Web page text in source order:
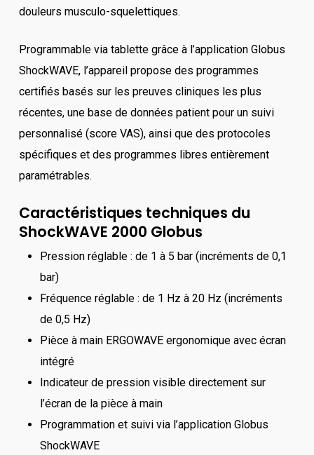
douleurs musculo-squelettiques.
Programmable via tablette grâce à l’application Globus
ShockWAVE, l’appareil propose des programmes
certifiés basés sur les preuves cliniques les plus
récentes, une base de données patient pour un suivi
personnalisé (score VAS), ainsi que des protocoles
spécifiques et des programmes libres entièrement
paramétrables.
Caractéristiques techniques du
ShockWAVE 2000 Globus
Pression réglable : de 1 à 5 bar (incréments de 0,1
bar)
Fréquence réglable : de 1 Hz à 20 Hz (incréments
de 0,5 Hz)
Pièce à main ERGOWAVE ergonomique avec écran
intégré
Indicateur de pression visible directement sur
l’écran de la pièce à main
Programmation et suivi via l’application Globus
ShockWAVE